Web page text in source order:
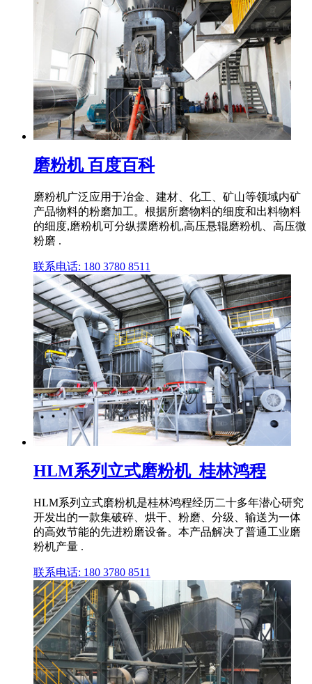
磨粉机 百度百科
磨粉机广泛应用于冶金、建材、化工、矿山等领域内矿
产品物料的粉磨加工。根据所磨物料的细度和出料物料
的细度,磨粉机可分纵摆磨粉机,高压悬辊磨粉机、高压微
粉磨 .
联系电话: 180 3780 8511
HLM系列立式磨粉机_桂林鸿程
HLM系列立式磨粉机是桂林鸿程经历二十多年潜心研究
开发出的一款集破碎、烘干、粉磨、分级、输送为一体
的高效节能的先进粉磨设备。本产品解决了普通工业磨
粉机产量 .
联系电话: 180 3780 8511